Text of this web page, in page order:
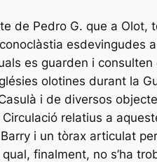
de Pedro G. que a Olot,
esdevingudes
es guarden i
olotines durant la
i de diversos
relatius a
i un tòrax articulat
finalment, no s’ha